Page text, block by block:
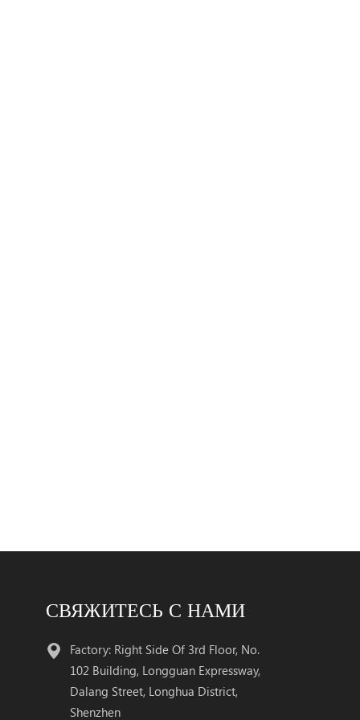
СВЯЖИТЕСЬ С НАМИ
Factory: Right Side Of 3rd Floor, No.
102 Building, Longguan Expressway,
Dalang Street, Longhua District,
Shenzhen